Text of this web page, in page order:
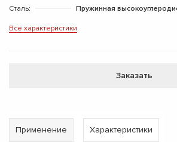
Сталь:
Пружинная
Все характеристики
Заказать
Применение Характеристики